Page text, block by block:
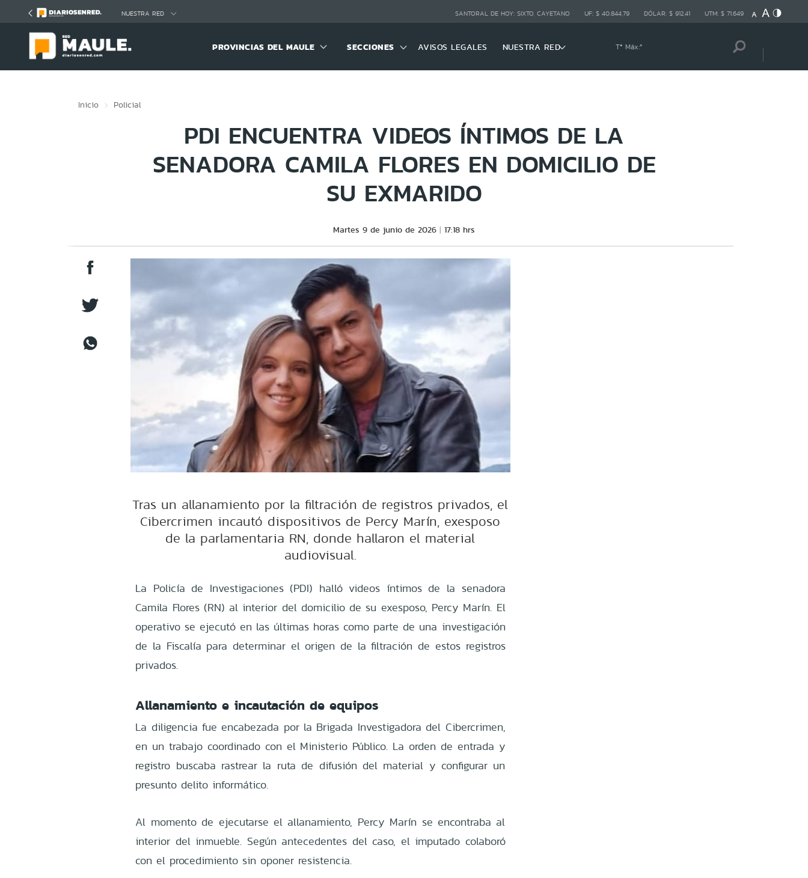
NUESTRA RED SANTORAL DE HOY: SIXTO, CAYETANO UF: $ 40.844,79 DÓLAR: $ 912,41 UTM: $ 71.649
PROVINCIAS DEL MAULE SECCIONES AVISOS LEGALES NUESTRA RED Tª Máx:º
Inicio Policial
PDI ENCUENTRA VIDEOS ÍNTIMOS DE LA
SENADORA CAMILA FLORES EN DOMICILIO DE
SU EXMARIDO
Martes 9 de junio de 2026 17:18 hrs
Tras un allanamiento por la filtración de registros privados, el
Cibercrimen incautó dispositivos de Percy Marín, exesposo
de la parlamentaria RN, donde hallaron el material
audiovisual.
La Policía de Investigaciones (PDI) halló videos íntimos de la senadora
Camila Flores (RN) al interior del domicilio de su exesposo, Percy Marín. El
operativo se ejecutó en las últimas horas como parte de una investigación
de la Fiscalía para determinar el origen de la filtración de estos registros
privados.
Allanamiento e incautación de equipos
La diligencia fue encabezada por la Brigada Investigadora del Cibercrimen,
en un trabajo coordinado con el Ministerio Público. La orden de entrada y
registro buscaba rastrear la ruta de difusión del material y configurar un
presunto delito informático.
Al momento de ejecutarse el allanamiento, Percy Marín se encontraba al
interior del inmueble. Según antecedentes del caso, el imputado colaboró
con el procedimiento sin oponer resistencia.